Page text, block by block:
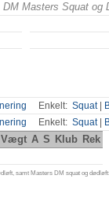
Masters Squat
Enkelt: Squat|
Enkelt: Squat|
Vægt A S Klub Rek
samt Masters DM squat og